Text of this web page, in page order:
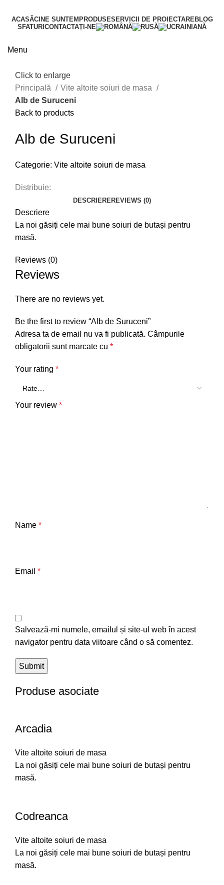
ACASĂCINE SUNTEM PRODUSESERVICII DE PROIECTAREBLOG
SFATURI CONTACTAȚI-NE
Menu
Click to enlarge
Principală
Vite altoite soiuri de masa
Alb de Suruceni
Back to products
Alb de Suruceni
Categorie: Vite altoite soiuri de masa
Distribuie:
DESCRIEREREVIEWS (0)
Descriere
La noi găsiți cele mai bune soiuri de butași pentru
masă.
Reviews (0)
Reviews
There are no reviews yet.
Be the first to review “Alb de Suruceni”
Adresa ta de email nu va fi publicată. Câmpurile
obligatorii sunt marcate cu *
Your rating *
Your review *
Name *
Email *
Salvează-mi numele, emailul și site-ul web în acest
navigator pentru data viitoare când o să comentez.
Produse asociate
Arcadia
Vite altoite soiuri de masa
La noi găsiți cele mai bune soiuri de butași pentru
masă.
Codreanca
Vite altoite soiuri de masa
La noi găsiți cele mai bune soiuri de butași pentru
masă.